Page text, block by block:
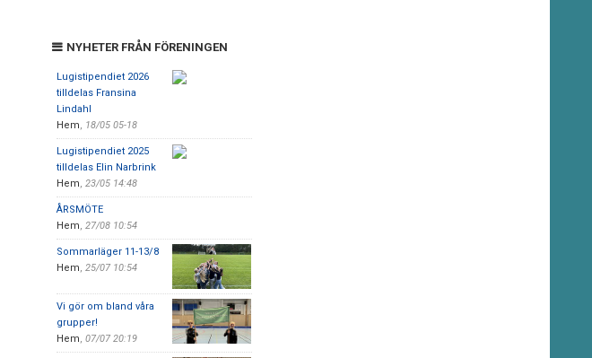
NYHETER FRÅN FÖRENINGEN
Lugistipendiet 2026
tilldelas Fransina
Lindahl
Hem, 18/05 05-18
Lugistipendiet 2025
tilldelas Elin Narbrink
Hem, 23/05 14:48
ÅRSMÖTE
Hem, 27/08 10:54
Sommarläger 11-13/8
Hem, 25/07 10:54
Vi gör om bland våra
grupper!
Hem, 07/07 20:19